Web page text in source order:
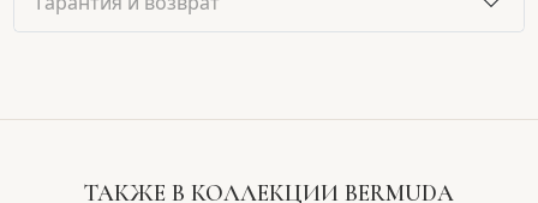
ТАКЖЕ В КОЛЛЕКЦИИ BERMUDA